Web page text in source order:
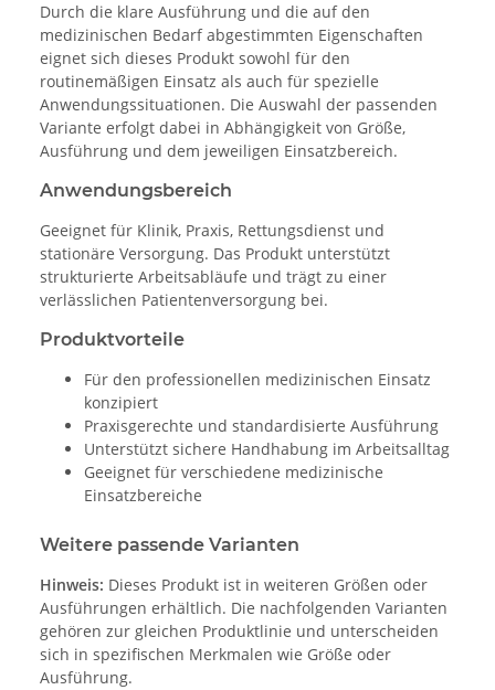
Durch die klare Ausführung und die auf den
medizinischen Bedarf abgestimmten Eigenschaften
eignet sich dieses Produkt sowohl für den
routinemäßigen Einsatz als auch für spezielle
Anwendungssituationen. Die Auswahl der passenden
Variante erfolgt dabei in Abhängigkeit von Größe,
Ausführung und dem jeweiligen Einsatzbereich.
Anwendungsbereich
Geeignet für Klinik, Praxis, Rettungsdienst und
stationäre Versorgung. Das Produkt unterstützt
strukturierte Arbeitsabläufe und trägt zu einer
verlässlichen Patientenversorgung bei.
Produktvorteile
Für den professionellen medizinischen Einsatz
konzipiert
Praxisgerechte und standardisierte Ausführung
Unterstützt sichere Handhabung im Arbeitsalltag
Geeignet für verschiedene medizinische
Einsatzbereiche
Weitere passende Varianten
Hinweis: Dieses Produkt ist in weiteren Größen oder
Ausführungen erhältlich. Die nachfolgenden Varianten
gehören zur gleichen Produktlinie und unterscheiden
sich in spezifischen Merkmalen wie Größe oder
Ausführung.